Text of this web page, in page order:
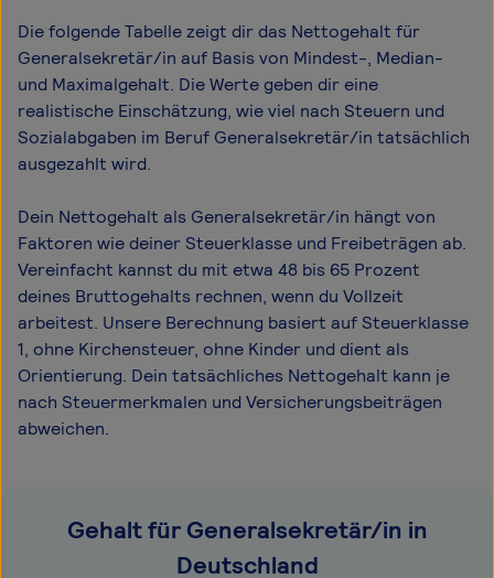
Die folgende Tabelle zeigt dir das Netto­gehalt für
Generalsekretär/in auf Basis von Mindest-, Median-
und Maximal­gehalt. Die Werte geben dir eine
realistische Einschätzung, wie viel nach Steuern und
Sozialabgaben im Beruf Generalsekretär/in tatsächlich
ausgezahlt wird.
Dein Nettogehalt als Generalsekretär/in hängt von
Faktoren wie deiner Steuerklasse und Freibeträgen ab.
Vereinfacht kannst du mit etwa 48 bis 65 Prozent
deines Bruttogehalts rechnen, wenn du Vollzeit
arbeitest. Unsere Berechnung basiert auf Steuerklasse
1, ohne Kirchensteuer, ohne Kinder und dient als
Orientierung. Dein tatsächliches Nettogehalt kann je
nach Steuermerkmalen und Versicherungsbeiträgen
abweichen.
Gehalt für Generalsekretär/in in
Deutschland